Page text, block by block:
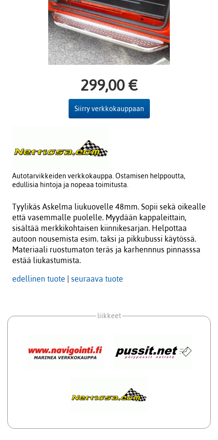
299,00 €
Siirry verkkokauppaan
Autotarvikkeiden verkkokauppa. Ostamisen helppoutta,
edullisia hintoja ja nopeaa toimitusta.
Tyylikäs Askelma liukuovelle 48mm. Sopii sekä oikealle
että vasemmalle puolelle. Myydään kappaleittain,
sisältää merkkikohtaisen kiinnikesarjan. Helpottaa
autoon nousemista esim. taksi ja pikkubussi käytössä.
Materiaali ruostumaton teräs ja karhennnus pinnasssa
estää liukastumista.
edellinen tuote seuraava tuote
liikkeet